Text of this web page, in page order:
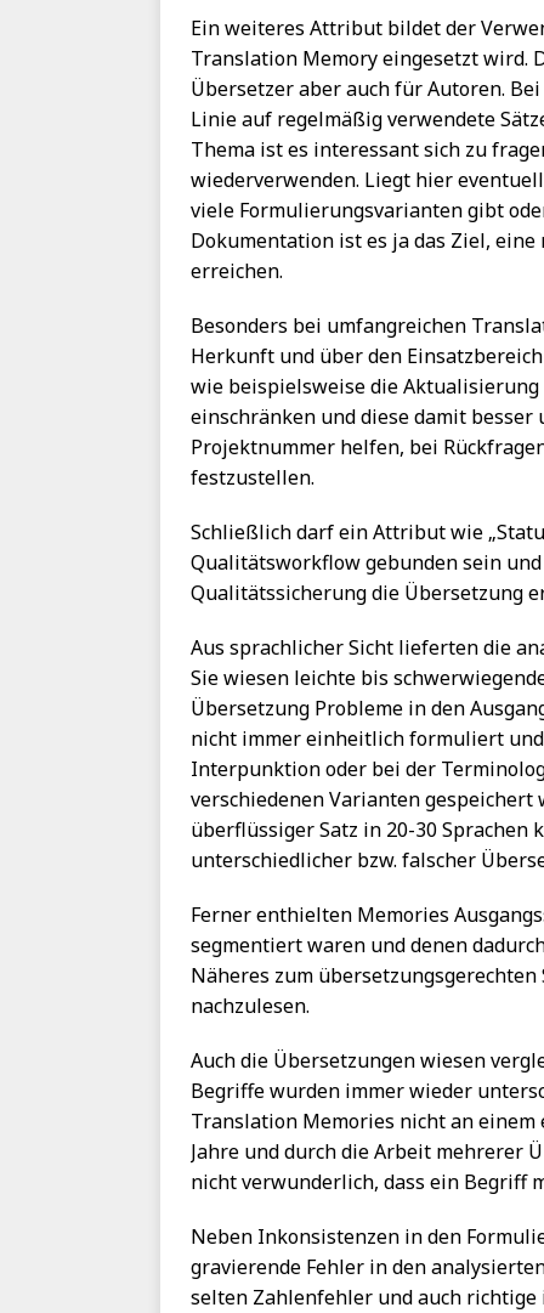
Ein weiteres Attribut bildet der
Translation Memory eingesetzt wird.
Übersetzer aber auch für Autoren.
Linie auf regelmäßig verwendete
Thema ist es interessant sich zu
wiederverwenden. Liegt hier
viele Formulierungsvarianten gibt
Dokumentation ist es ja das Ziel,
erreichen.
Besonders bei umfangreichen
Herkunft und über den
wie beispielsweise die
einschränken und diese damit
Projektnummer helfen, bei
festzustellen.
Schließlich darf ein Attribut wie
Qualitätsworkflow gebunden sein
Qualitätssicherung die Übersetzung
Aus sprachlicher Sicht lieferten die
Sie wiesen leichte bis
Übersetzung Probleme in den
nicht immer einheitlich formuliert
Interpunktion oder bei der
verschiedenen Varianten gespeichert
überflüssiger Satz in 20-30 Sprachen
unterschiedlicher bzw. falscher
Ferner enthielten Memories
segmentiert waren und denen
Näheres zum übersetzungsgerechten
nachzulesen.
Auch die Übersetzungen wiesen
Begriffe wurden immer wieder
Translation Memories nicht an
Jahre und durch die Arbeit mehrerer
nicht verwunderlich, dass ein Begriff
Neben Inkonsistenzen in den
gravierende Fehler in den
selten Zahlenfehler und auch richtige